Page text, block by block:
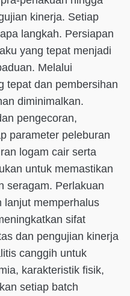
kinerja. Setiap
langkah. Persiapan
yang tepat menjadi
Melalui
tepat dan pembersihan
diminimalkan.
pengecoran,
parameter peleburan
logam cair serta
untuk memastikan
seragam. Perlakuan
lanjut memperhalus
sifat
dan pengujian kinerja
canggih untuk
karakteristik fisik,
setiap batch